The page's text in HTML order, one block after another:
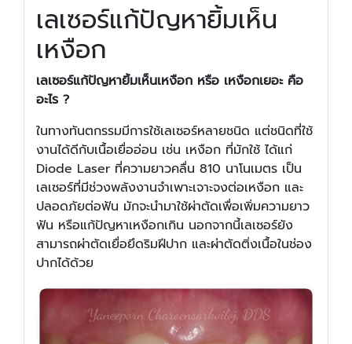
เลเซอร์แก้ปัญหายิ้มเห็น
เหงือก
เลเซอร์แก้ปัญหายิ้มเห็นเหงือก หรือ เหงือกเยอะ คือ
อะไร ?
ในทางทันตกรรมมีการใช้เลเซอร์หลายชนิด แต่ชนิดที่ใช้
งานได้ดีกับเนื้อเยื่ออ่อน เช่น เหงือก ที่มักใช้ ได้แก่
Diode Laser ที่ความยาวคลื่น 810 นาโนเมตร เป็น
เลเซอร์ที่มีช่วงพลังงานจำเพาะเจาะจงต่อเหงือก และ
ปลอดภัยต่อฟัน มักจะนำมาใช้ผ่าตัดเพื่อเพิ่มความยาว
ฟัน หรือแก้ปัญหาเหงือกเกิน นอกจากนี้เลเซอร์ยัง
สามารถผ่าตัดเยื่อยึดริมฝีปาก และผ่าตัดติ่งเนื้อในช่อง
ปากได้ด้วย